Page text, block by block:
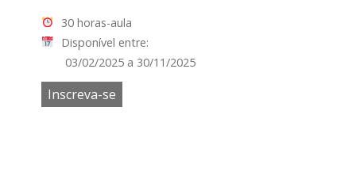
30 horas-aula
Disponível entre:
03/02/2025 a 30/11/2025
Inscreva-se